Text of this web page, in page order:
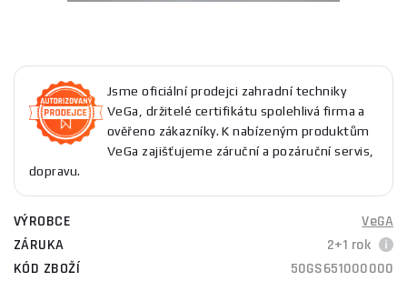
Jsme oficiální prodejci zahradní techniky
VeGa, držitelé certifikátu spolehlivá firma a
ověřeno zákazníky. K nabízeným produktům
VeGa zajišťujeme záruční a pozáruční servis,
dopravu.
VÝROBCE
VeGA
ZÁRUKA
2+1 rok
KÓD ZBOŽÍ
50GS651000000